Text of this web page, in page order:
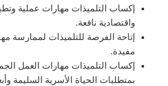
إكساب التلميذات مهارات عملية
واقتصادية نافعة.
إتاحة الفرصة للتلميذات لممارسة
مفيدة.
إكساب التلميذات مهارات العمل
بمتطلبات الحياة الأسرية السليمة